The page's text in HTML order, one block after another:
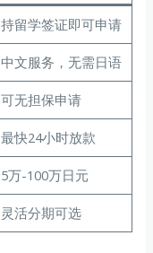
持留学签证即可申请
中文服务，无需日语
可无担保申请
最快24小时放款
5万-100万日元
灵活分期可选